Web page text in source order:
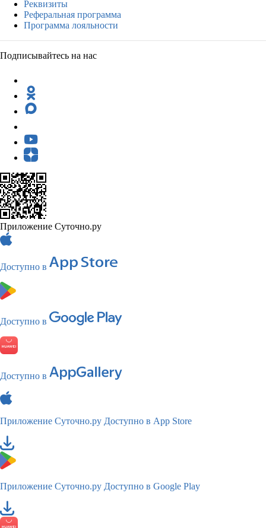
Реквизиты
Реферальная программа
Программа лояльности
Подписывайтесь на нас
Приложение Суточно.ру
Доступно в
Доступно в
Доступно в
Приложение Суточно.ру Доступно в App Store
Приложение Суточно.ру Доступно в Google Play